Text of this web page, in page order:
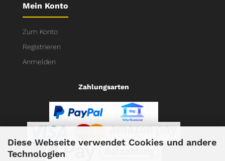
Diese Webseite verwendet Cookies und andere
Technologien
Mein Konto
Zum Konto
Registrieren
Anmelden
Zahlungsarten